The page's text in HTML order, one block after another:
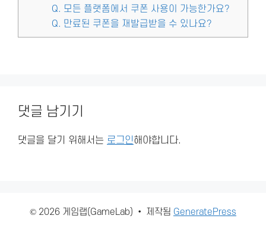
Q. 모든 플랫폼에서 쿠폰 사용이 가능한가요?
Q. 만료된 쿠폰을 재발급받을 수 있나요?
댓글 남기기
댓글을 달기 위해서는 로그인해야합니다.
© 2026 게임랩(GameLab) • 제작됨 GeneratePress